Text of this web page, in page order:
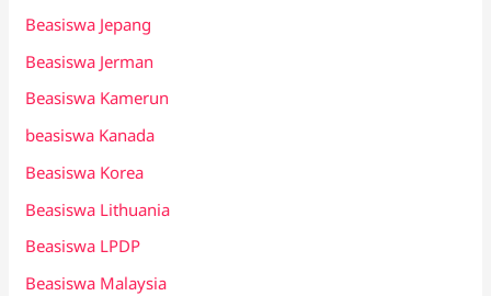
Beasiswa Jepang
Beasiswa Jerman
Beasiswa Kamerun
beasiswa Kanada
Beasiswa Korea
Beasiswa Lithuania
Beasiswa LPDP
Beasiswa Malaysia